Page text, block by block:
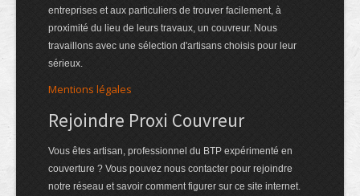
entreprises et aux particuliers de trouver facilement, à
proximité du lieu de leurs travaux, un couvreur. Nous
travaillons avec une sélection d'artisans choisis pour leur
sérieux.
Mentions légales
Rejoindre Proxi Couvreur
Vous êtes artisan, professionnel du BTP expérimenté en
couverture ? Vous pouvez nous contacter pour rejoindre
notre réseau et savoir comment figurer sur ce site internet.